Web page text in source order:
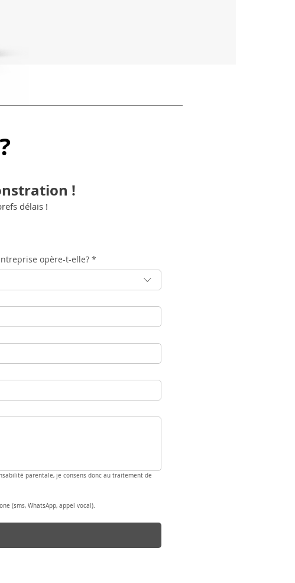
!
délais !
opère-t-elle? *
parentale, je consens donc au traitement de
(sms, WhatsApp, appel vocal).